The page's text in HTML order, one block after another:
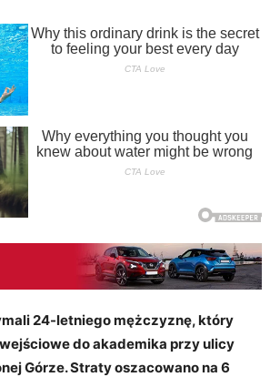
24-letniego mężczyznę, który
do akademika przy ulicy
Górze. Straty oszacowano na 6